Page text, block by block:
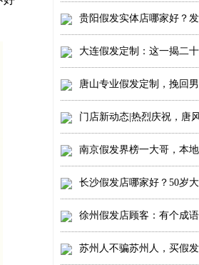
贵阳假发实体店哪家好？
大连假发定制：这一揭二
唐山专业假发定制，挽回
门店新动态|热烈庆祝，唐
南京假发界榜一大哥，本
长沙假发店哪家好？50岁
徐州假发店顾客：有个成
苏州人不骗苏州人，买假